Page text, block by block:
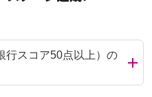
行スコア50点以上）の